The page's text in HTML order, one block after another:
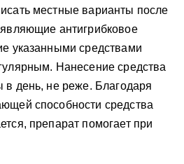
местные варианты после
антигрибковое
указанными средствами
Нанесение средства
в день, не реже. Благодаря
способности средства
препарат помогает при